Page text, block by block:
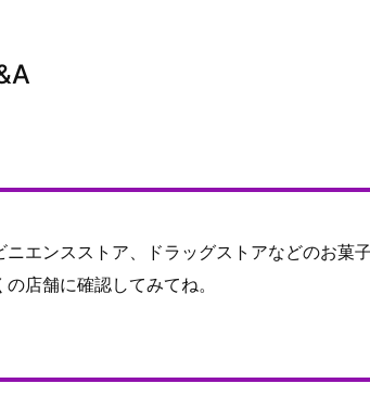
エンスストア、ドラッグストアなどのお菓
店舗に確認してみてね。